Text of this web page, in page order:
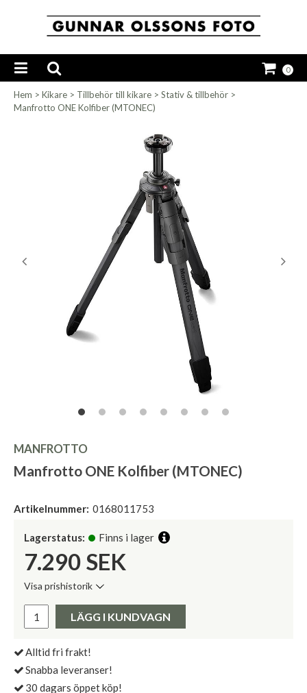
0
Hem > Kikare > Tillbehör till kikare > Stativ & tillbehör >
Manfrotto ONE Kolfiber (MTONEC)
MANFROTTO
Manfrotto ONE Kolfiber (MTONEC)
Artikelnummer: 0168011753
Lagerstatus: Finns i lager
7.290 SEK
Visa prishistorik
Pris:
LÄGG I KUNDVAGN
Alltid fri frakt!
Snabba leveranser!
30 dagars öppet köp!